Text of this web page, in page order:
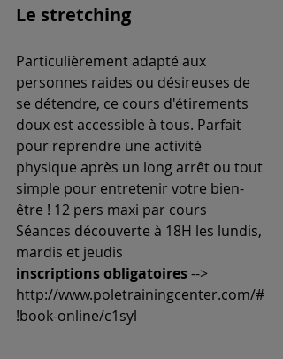
Le stretching
Particulièrement adapté aux
personnes raides ou désireuses de
se détendre, ce cours d'étirements
doux est accessible à tous. Parfait
pour reprendre une activité
physique après un long arrêt ou tout
simple pour entretenir votre bien-
être ! 12 pers maxi par cours
Séances découverte à 18H les lundis,
mardis et jeudis
inscriptions obligatoires -->
http://www.poletrainingcenter.com/#
!book-online/c1syl